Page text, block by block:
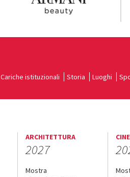
Cariche istituzionali Storia Luoghi
ARCHITETTURA
2027
Mostra